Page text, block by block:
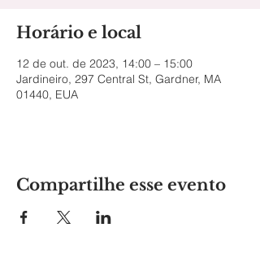
Horário e local
12 de out. de 2023, 14:00 – 15:00
Jardineiro, 297 Central St, Gardner, MA
01440, EUA
Compartilhe esse evento